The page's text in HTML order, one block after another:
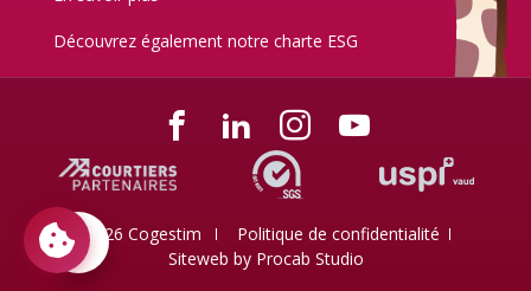
Découvrez également notre charte ESG
© 2026 Cogestim
Politique de confidentialité
Siteweb by Procab Studio